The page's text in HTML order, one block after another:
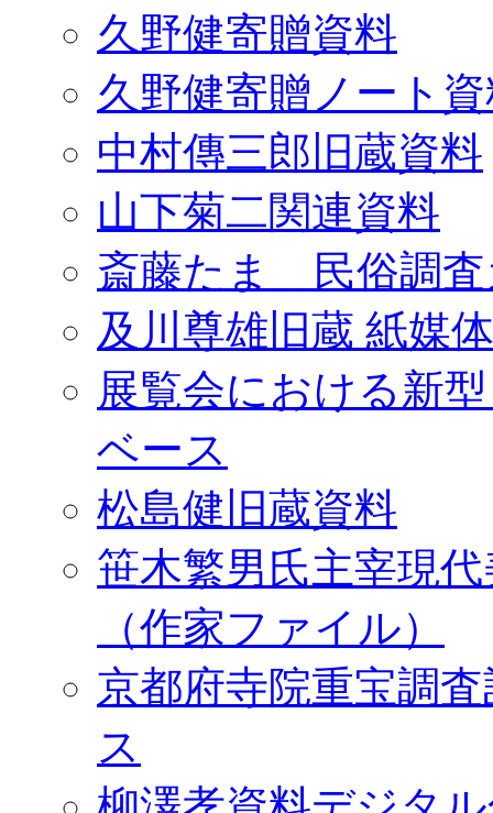
久野健寄贈資料
久野健寄贈ノート
中村傳三郎旧蔵資料
山下菊二関連資料
斎藤たま 民俗調査
及川尊雄旧蔵 紙媒
展覧会における新
ベース
松島健旧蔵資料
笹木繁男氏主宰現
（作家ファイル）
京都府寺院重宝調
ス